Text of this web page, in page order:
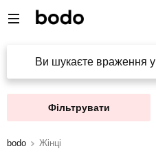
Ви шукаєте враження у
Фільтрувати
bodo Жінці